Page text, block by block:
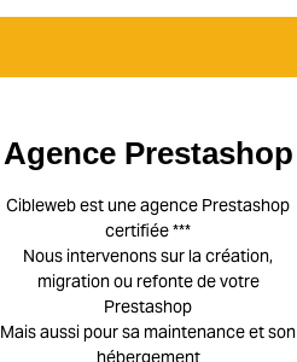
Agence Prestashop
Cibleweb est une agence Prestashop
certifiée ***
Nous intervenons sur la création,
migration ou refonte de votre
Prestashop
Mais aussi pour sa maintenance et son
hébergement